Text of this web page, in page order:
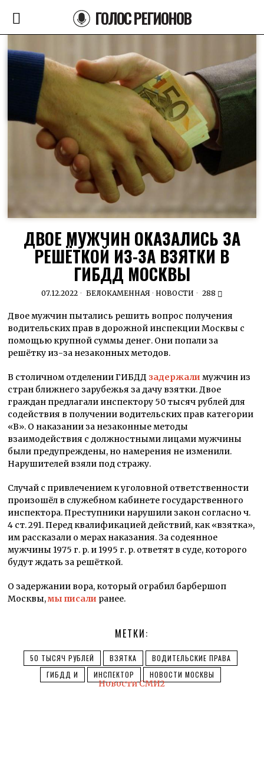
ГОЛОС РЕГИОНОВ
ДВОЕ МУЖЧИН ОКАЗАЛИСЬ ЗА
РЕШЁТКОЙ ИЗ-ЗА ВЗЯТКИ В
ГИБДД МОСКВЫ
07.12.2022 БЕЛОКАМЕННАЯ · НОВОСТИ 288
Двое мужчин пытались решить вопрос получения
водительских прав в дорожной инспекции Москвы с
помощью крупной суммы денег. Они попали за
решётку из-за незаконных методов.
В столичном отделении ГИБДД задержали мужчин из
стран ближнего зарубежья за дачу взятки. Двое
граждан предлагали инспектору 50 тысяч рублей для
содействия в получении водительских прав категории
«В». О наказании за незаконные методы
взаимодействия с должностными лицами мужчины
были предупреждены, но намерения не изменили.
Нарушителей взяли под стражу.
Случай с привлечением к уголовной ответственности
произошёл в служебном кабинете государственного
инспектора. Преступники нарушили закон согласно ч.
4 ст. 291. Перед квалификацией действий, как «взятка»,
им рассказали о мерах наказания. За содеянное
мужчины 1975 г. р. и 1995 г. р. ответят в суде, которого
будут ждать за решёткой.
О задержании вора, который ограбил барбершоп
Москвы,мы писали ранее.
МЕТКИ:
50 ТЫСЯЧ РУБЛЕЙ ВЗЯТКА
ВОДИТЕЛЬСКИЕ ПРАВА
ГИБДД И
ИНСПЕКТОР НОВОСТИ МОСКВЫ
Новости СМИ2